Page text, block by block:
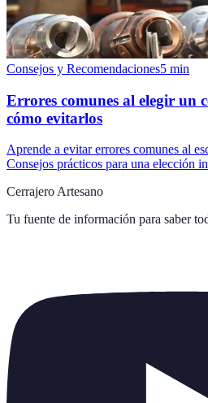
Consejos y Recomendaciones5 min
Errores comunes al elegir un
cómo evitarlos
Aprende a evitar errores comunes al
Consejos prácticos para una elección
Cerrajero Artesano
Tu fuente de información para saber